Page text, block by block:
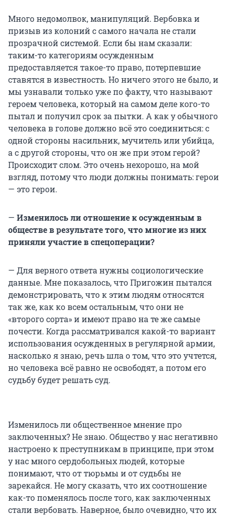
Много недомолвок, манипуляций. Вербовка и
призыв из колоний с самого начала не стали
прозрачной системой. Если бы нам сказали:
таким-то категориям осужденным
предоставляется такое-то право, потерпевшие
ставятся в известность. Но ничего этого не было, и
мы узнавали только уже по факту, что называют
героем человека, который на самом деле кого-то
пытал и получил срок за пытки. А как у обычного
человека в голове должно всё это соединиться: с
одной стороны насильник, мучитель или убийца,
а с другой стороны, что он же при этом герой?
Происходит слом. Это очень нехорошо, на мой
взгляд, потому что люди должны понимать: герои
— это герои.
— Изменилось ли отношение к осужденным в
обществе в результате того, что многие из них
приняли участие в спецоперации?
— Для верного ответа нужны социологические
данные. Мне показалось, что Пригожин пытался
демонстрировать, что к этим людям относятся
так же, как ко всем остальным, что они не
«второго сорта» и имеют право на те же самые
почести. Когда рассматривался какой-то вариант
использования осужденных в регулярной армии,
насколько я знаю, речь шла о том, что это учтется,
но человека всё равно не освободят, а потом его
судьбу будет решать суд.
Изменилось ли общественное мнение про
заключенных? Не знаю. Общество у нас негативно
настроено к преступникам в принципе, при этом
у нас много сердобольных людей, которые
понимают, что от тюрьмы и от судьбы не
зарекайся. Не могу сказать, что их соотношение
как-то поменялось после того, как заключенных
стали вербовать. Наверное, было очевидно, что их